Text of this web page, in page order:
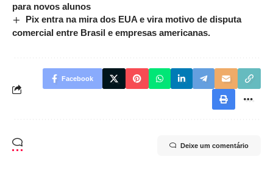
para novos alunos
Pix entra na mira dos EUA e vira motivo de disputa
comercial entre Brasil e empresas americanas.
Facebook
Deixe um comentário